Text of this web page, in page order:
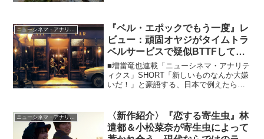
映が始まりました。海外SFドラマ・ファ
ンならず...
ニューシネマ・アナリティクス
『ベル・エポックでもう一度』レ
ビュー：頑固オヤジがタイムトラ
ベルサービスで疑似BTTFしてみ
たら？
■増當竜也連載「ニューシネマ・アナリテ
ィクス」SHORT「新しいものなんか大嫌
いだ！」と豪語する、日本で例えたら戦
で、そんな頑なな貴方に〈タイムトラベ
ルサービス〉はいかが...
ニューシネマ・アナリティクス
〈新作紹介〉『恋する寄生虫』林
遣都＆小松菜奈が寄生虫によって